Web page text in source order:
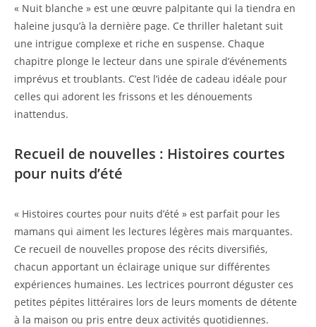
« Nuit blanche » est une œuvre palpitante qui la tiendra en
haleine jusqu’à la dernière page. Ce thriller haletant suit
une intrigue complexe et riche en suspense. Chaque
chapitre plonge le lecteur dans une spirale d’événements
imprévus et troublants. C’est l’idée de cadeau idéale pour
celles qui adorent les frissons et les dénouements
inattendus.
Recueil de nouvelles : Histoires courtes
pour nuits d’été
« Histoires courtes pour nuits d’été » est parfait pour les
mamans qui aiment les lectures légères mais marquantes.
Ce recueil de nouvelles propose des récits diversifiés,
chacun apportant un éclairage unique sur différentes
expériences humaines. Les lectrices pourront déguster ces
petites pépites littéraires lors de leurs moments de détente
à la maison ou pris entre deux activités quotidiennes.